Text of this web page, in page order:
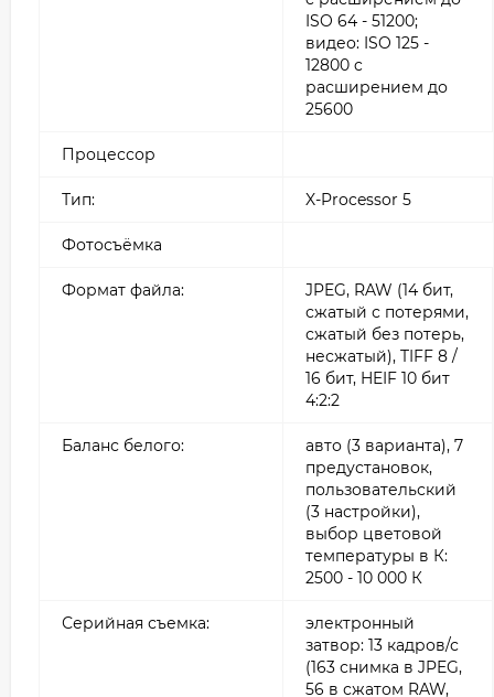
ISO 64 - 51200;
видео: ISO 125 -
12800 c
расширением до
25600
Процессор
Тип: X-Processor 5
Фотосъёмка
Формат файла:
JPEG, RAW (14 бит,
сжатый с потерями,
сжатый без потерь,
несжатый), TIFF 8 /
16 бит, HEIF 10 бит
4:2:2
Баланс белого:
авто (3 варианта), 7
предустановок,
пользовательский
(3 настройки),
выбор цветовой
температуры в К:
2500 - 10 000 К
Серийная съемка:
электронный
затвор: 13 кадров/с
(163 снимка в JPEG,
56 в сжатом RAW,